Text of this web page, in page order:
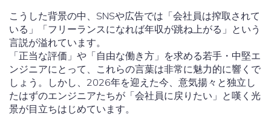
こうした背景の中、SNSや広告では「会社員は搾取されて
いる」「フリーランスになれば年収が跳ね上がる」という
言説が溢れています。
「正当な評価」や「自由な働き方」を求める若手・中堅エ
ンジニアにとって、これらの言葉は非常に魅力的に響くで
しょう。しかし、2026年を迎えた今、意気揚々と独立し
たはずのエンジニアたちが「会社員に戻りたい」と嘆く光
景が目立ちはじめています。